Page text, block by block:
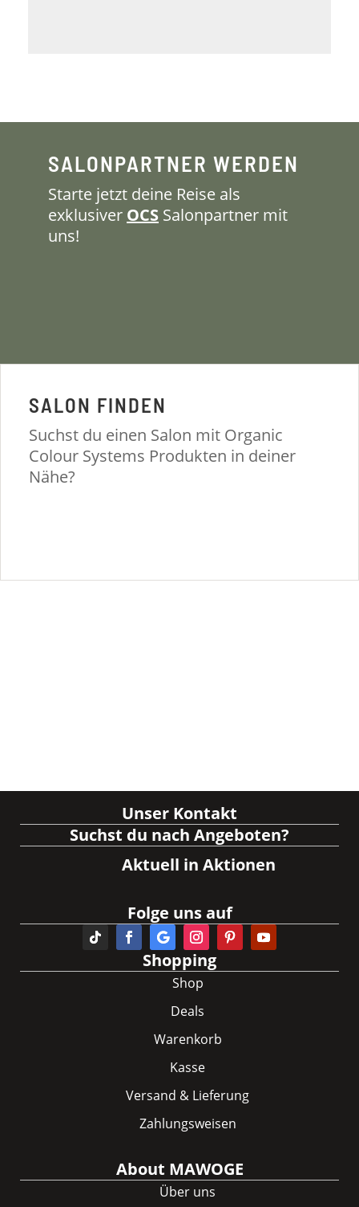
SALONPARTNER WERDEN
Starte jetzt deine Reise als
exklusiver OCS Salonpartner mit
uns!
SALON FINDEN
Suchst du einen Salon mit Organic
Colour Systems Produkten in deiner
Nähe?
Unser Kontakt
Suchst du nach Angeboten?
Aktuell in Aktionen
Folge uns auf
Shopping
Shop
Deals
Warenkorb
Kasse
Versand & Lieferung
Zahlungsweisen
About MAWOGE
Über uns